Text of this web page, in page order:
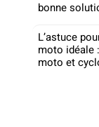
bonne
L’astuce
moto idéale
moto et